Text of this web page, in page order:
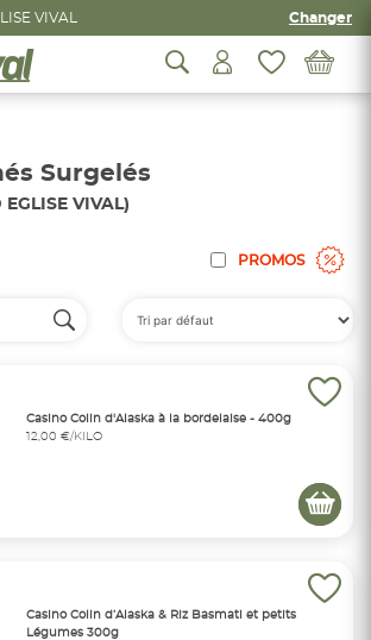
VIVAL Changer
Surgelés
VIVAL)
PROMOS
Casino Colin d'Alaska à la bordelaise - 400g
12,00 €/KILO
Casino Colin d’Alaska & Riz Basmati et petits
Légumes 300g